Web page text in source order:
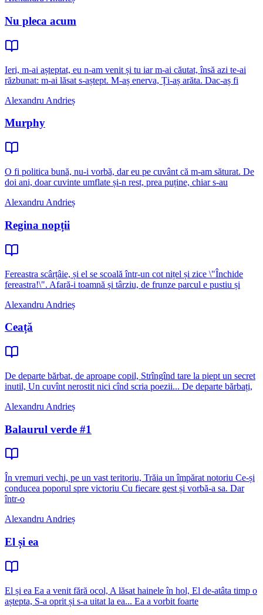
Nu pleca acum
Ieri, m-ai așteptat, eu n-am venit și tu iar m-ai căutat, însă azi te-ai
răzbunat: m-ai lăsat s-aștept. M-aș enerva, Ți-aș arăta. Dac-aș fi
Alexandru Andrieș
Murphy
O fi politica bună, nu-i vorbă, dar eu pe cuvânt că m-am săturat. De
doi ani, doar cuvinte umflate și-n rest, prea puține, chiar s-au
Alexandru Andrieș
Regina nopții
Fereastra scârțâie, și el se scoală într-un cot nițel și zice \"Închide
fereastra!\". Afară-i toamnă și târziu, de frunze parcul e pustiu și
Alexandru Andrieș
Ceață
De departe bărbat, de aproape copil, Strîngînd tare la piept un secret
inutil, Un cuvînt nerostit nici cînd scria poezii... De departe bărbați,
Alexandru Andrieș
Balaurul verde #1
În vremuri vechi, pe un vast teritoriu, Trăia un împărat notoriu Ce-și
conducea poporul spre victoriu Cu fiecare gest și vorbă-a sa. Dar
într-o
Alexandru Andrieș
El și ea
El și ea Ea a venit fără ocol, A lăsat hainele în hol, El de-atâta timp o
aștepta, S-a oprit și s-a uitat la ea... Ea a vorbit foarte